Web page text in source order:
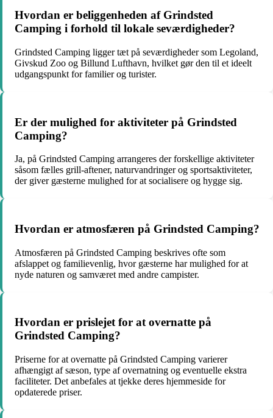
Hvordan er beliggenheden af Grindsted
Camping i forhold til lokale seværdigheder?
Grindsted Camping ligger tæt på seværdigheder som Legoland,
Givskud Zoo og Billund Lufthavn, hvilket gør den til et ideelt
udgangspunkt for familier og turister.
Er der mulighed for aktiviteter på Grindsted
Camping?
Ja, på Grindsted Camping arrangeres der forskellige aktiviteter
såsom fælles grill-aftener, naturvandringer og sportsaktiviteter,
der giver gæsterne mulighed for at socialisere og hygge sig.
Hvordan er atmosfæren på Grindsted Camping?
Atmosfæren på Grindsted Camping beskrives ofte som
afslappet og familievenlig, hvor gæsterne har mulighed for at
nyde naturen og samværet med andre campister.
Hvordan er prislejet for at overnatte på
Grindsted Camping?
Priserne for at overnatte på Grindsted Camping varierer
afhængigt af sæson, type af overnatning og eventuelle ekstra
faciliteter. Det anbefales at tjekke deres hjemmeside for
opdaterede priser.